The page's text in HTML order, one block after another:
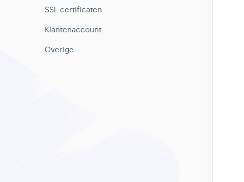
SSL certificaten
Klantenaccount
Overige